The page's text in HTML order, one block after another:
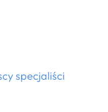
specjaliści